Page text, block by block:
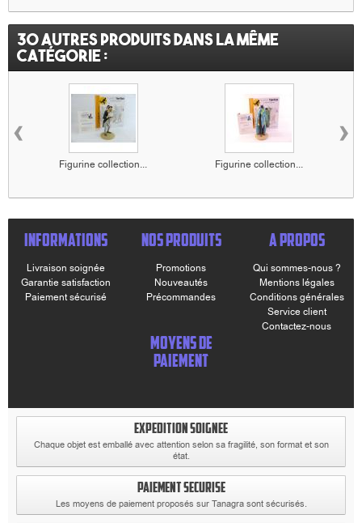
30 autres produits dans la même
catégorie :
Figurine collection... Figurine collection...
‹ ›
INFORMATIONS
Livraison soignée
Garantie satisfaction
Paiement sécurisé
NOS PRODUITS
Promotions
Nouveautés
Précommandes
A PROPOS
Qui sommes-nous ?
Mentions légales
Conditions générales
Service client
Contactez-nous
MOYENS DE
PAIEMENT
EXPEDITION SOIGNEE
Chaque objet est emballé avec attention selon sa fragilité, son format et son
état.
PAIEMENT SECURISE
Les moyens de paiement proposés sur Tanagra sont sécurisés.